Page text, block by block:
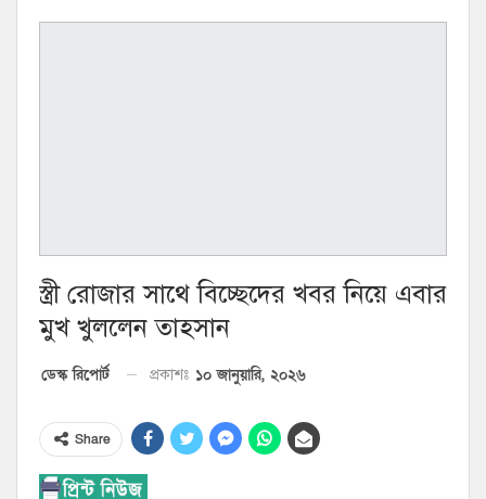
স্ত্রী রোজার সাথে বিচ্ছেদের খবর নিয়ে এবার
মুখ খুললেন তাহসান
ডেস্ক রিপোর্ট প্রকাশঃ ১০ জানুয়ারি, ২০২৬
Share